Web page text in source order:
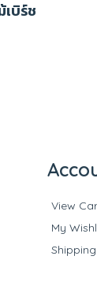
บิร์ช
View
My